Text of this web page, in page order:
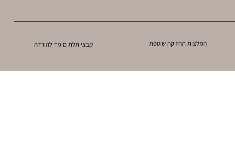
קבצי תלת מימד להורדה המלצות תחזוקה שוטפת